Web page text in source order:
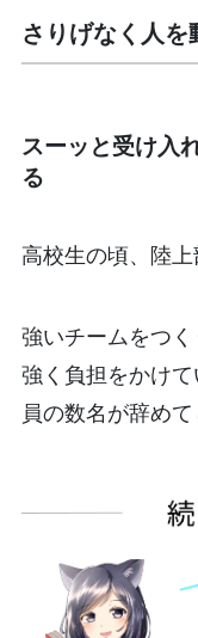
さりげなく人
スーッと受け入
る
高校生の頃、陸上
強いチームをつ
強く負担をかけ
員の数名が辞めて